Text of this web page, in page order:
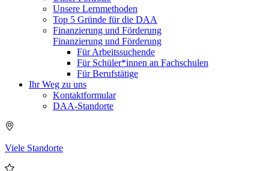
Unsere Lernmethoden
Top 5 Gründe für die DAA
Finanzierung und Förderung
Finanzierung und Förderung
Für Arbeitssuchende
Für Schüler*innen an Fachschulen
Für Berufstätige
Ihr Weg zu uns
Kontaktformular
DAA-Standorte
Viele Standorte